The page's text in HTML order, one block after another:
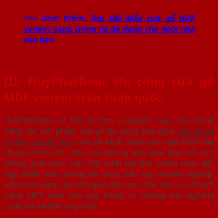
>>> Xem thêm: Top 100 Mẫu cửa gỗ HDF
veneer sang trọng và đa dạng cho ngôi nhà
của bạn
III. HuyPhatDoor thi công cửa gỗ
MDF veneer trên toàn quốc
HuyPhatDoor tự hào là đơn vị chuyên cung cấp chính
hãng các sản phẩm cửa gỗ đa dạng, bao gồmcửa gỗ tự
nhiên, cửa gỗ HDF, cửa gỗ MDF, được sản xuất theo dây
chuyền hiện đại, mẫu mã phong phú phù hợp với mọi
không gian kiến trúc. Với kinh nghiệm nhiều năm, đội
ngũ nhân viên chúng tôi được đào tạo chuyên nghiệp,
luôn sẵn sàng, tận tâm giải đáp mọi thắc mắc của khách
hàng 24/7, đảm bảo quý khách có những trải nghiệm
tuyệt vời và hài lòng nhất.